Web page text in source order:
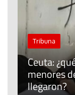
Tribuna
Ceuta:
menores
llegaron?